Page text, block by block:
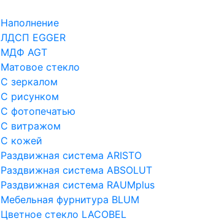
Наполнение
ЛДСП EGGER
МДФ AGT
Матовое стекло
С зеркалом
С рисунком
С фотопечатью
С витражом
С кожей
Раздвижная система ARISTO
Раздвижная система ABSOLUT
Раздвижная система RAUMplus
Мебельная фурнитура BLUM
Цветное стекло LACOBEL